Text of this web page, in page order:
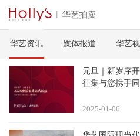
首页
拍卖预展
线下拍卖
华艺资讯 媒体报道 华艺
元旦｜新岁序
征集与您携手
06
2025-01